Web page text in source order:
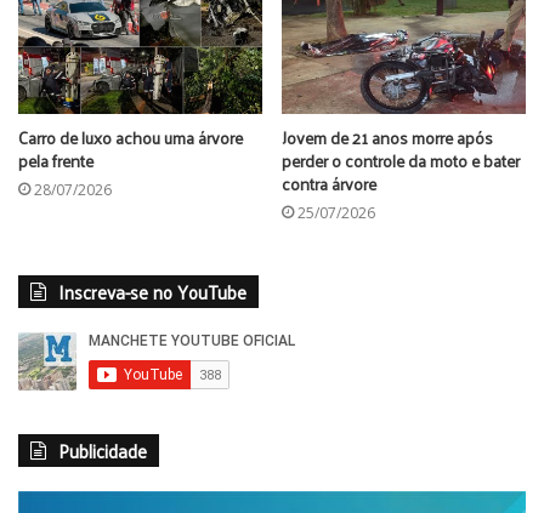
Carro de luxo achou uma árvore
pela frente
28/07/2026
Jovem de 21 anos morre após
perder o controle da moto e bater
contra árvore
25/07/2026
Inscreva-se no YouTube
Publicidade